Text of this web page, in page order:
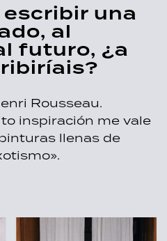
una
al
futuro, ¿a
Rousseau.
inspiración me vale
llenas de